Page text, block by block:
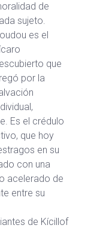
de
sujeto.
es el
que
por la
Es el crédulo
que hoy
en su
con una
acelerado de
entre su
de Kícillof